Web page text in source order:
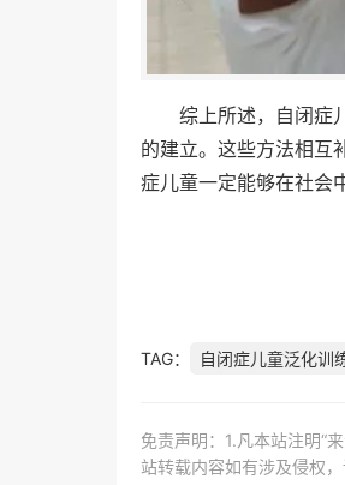
综上所述，自闭症
的建立。这些方法相互
症儿童一定能够在社会
TAG： 自闭症儿童泛化训
免责声明：1.凡本站注明“
站转载内容如有涉及侵权